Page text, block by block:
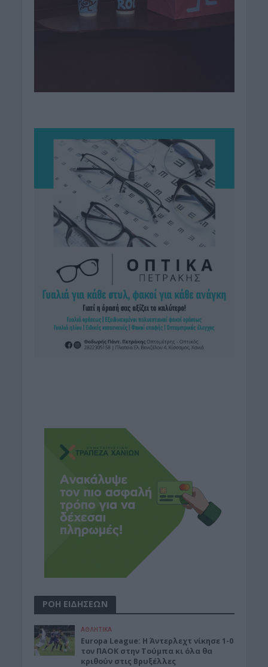
ΡΟΗ ΕΙΔΗΣΕΩΝ
ΑΘΛΗΤΙΚΑ
Europa League: Η Άντερλεχτ νίκησε 1-0
τον ΠΑΟΚ στην Τούμπα κι όλα θα
κριθούν στις Βρυξέλλες